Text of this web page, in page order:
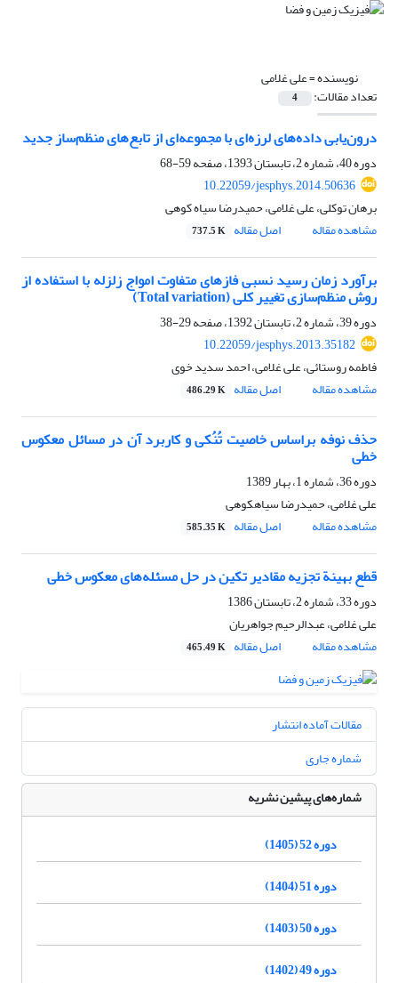
نویسنده =علی غلامی
تعداد مقالات: 4
درون‌یابی داده‌های لرزه‌ای با مجموعه‌ای از تابع‌های منظم‌ساز جدید
دوره 40، شماره 2، تابستان 1393، صفحه
59-68
10.22059/jesphys.2014.50636
برهان توکلی، علی غلامی، حمیدرضا سیاه کوهی
مشاهده مقاله
اصل مقاله 737.5 K
برآورد زمان رسید نسبی فازهای متفاوت امواج زلزله با استفاده از
روش منظم‌سازی تغییر کلی (Total variation)
دوره 39، شماره 2، تابستان 1392، صفحه
29-38
10.22059/jesphys.2013.35182
فاطمه روستائی، علی غلامی، احمد سدید خوی
مشاهده مقاله
اصل مقاله 486.29 K
حذف نوفه براساس خاصیت تُنُکی و کاربرد آن در مسائل معکوس
خطی
دوره 36، شماره 1، بهار 1389
علی غلامی، حمیدرضا سیاهکوهی
مشاهده مقاله
اصل مقاله 585.35 K
قطع بهینة تجزیه مقادیر تکین در حل مسئله‌های معکوس خطی
دوره 33، شماره 2، تابستان 1386
علی غلامی، عبدالرحیم جواهریان
مشاهده مقاله
اصل مقاله 465.49 K
مقالات آماده انتشار
شماره جاری
شماره‌های پیشین نشریه
دوره 52 (1405)
دوره 51 (1404)
دوره 50 (1403)
دوره 49 (1402)